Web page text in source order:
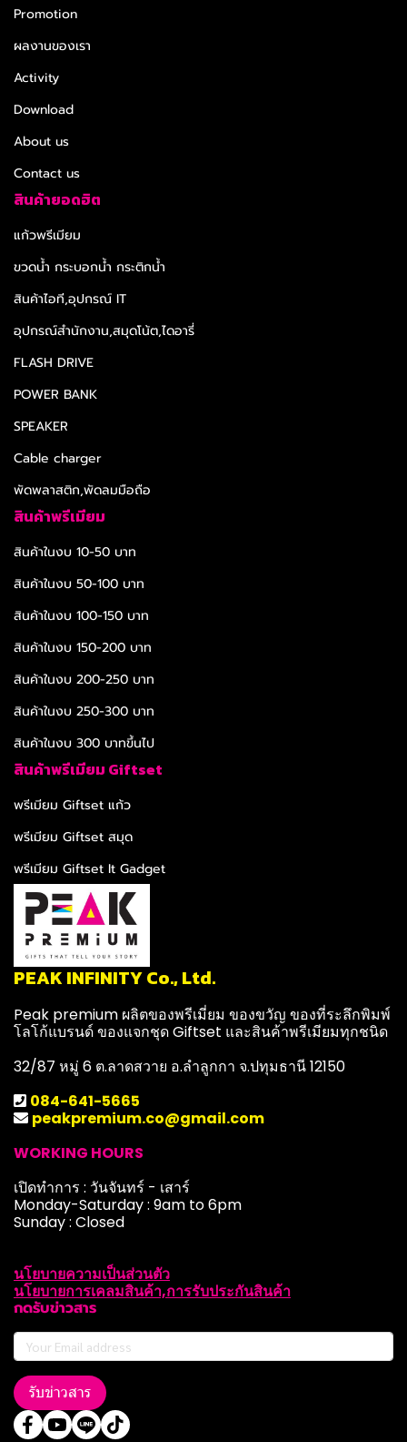
Promotion
ผลงานของเรา
Activity
Download
About us
Contact us
สินค้ายอดฮิต
แก้วพรีเมียม
ขวดน้ำ กระบอกน้ำ กระติกน้ำ
สินค้าไอที,อุปกรณ์ IT
อุปกรณ์สำนักงาน,สมุดโน้ต,ไดอารี่
FLASH DRIVE
POWER BANK
SPEAKER
Cable charger
พัดพลาสติก,พัดลมมือถือ
สินค้าพรีเมียม
สินค้าในงบ 10-50 บาท
สินค้าในงบ 50-100 บาท
สินค้าในงบ 100-150 บาท
สินค้าในงบ 150-200 บาท
สินค้าในงบ 200-250 บาท
สินค้าในงบ 250-300 บาท
สินค้าในงบ 300 บาทขึ้นไป
สินค้าพรีเมียม Giftset
พรีเมียม Giftset แก้ว
พรีเมียม Giftset สมุด
พรีเมียม Giftset It Gadget
PEAK INFINITY Co., Ltd.
Peak premium ผลิตของพรีเมี่ยม ของขวัญ ของที่ระลึกพิมพ์
โลโก้แบรนด์ ของแจกชุด Giftset และสินค้าพรีเมียมทุกชนิด
32/87 หมู่ 6 ต.ลาดสวาย อ.ลำลูกกา จ.ปทุมธานี 12150
084-641-5665
peakpremium.co@gmail.com
WORKING HOURS
เปิดทำการ : วันจันทร์ - เสาร์
Monday-Saturday : 9am to 6pm
Sunday : Closed
นโยบายความเป็นส่วนตัว
นโยบายการเคลมสินค้า,การรับประกันสินค้า
กดรับข่าวสาร
รับข่าวสาร